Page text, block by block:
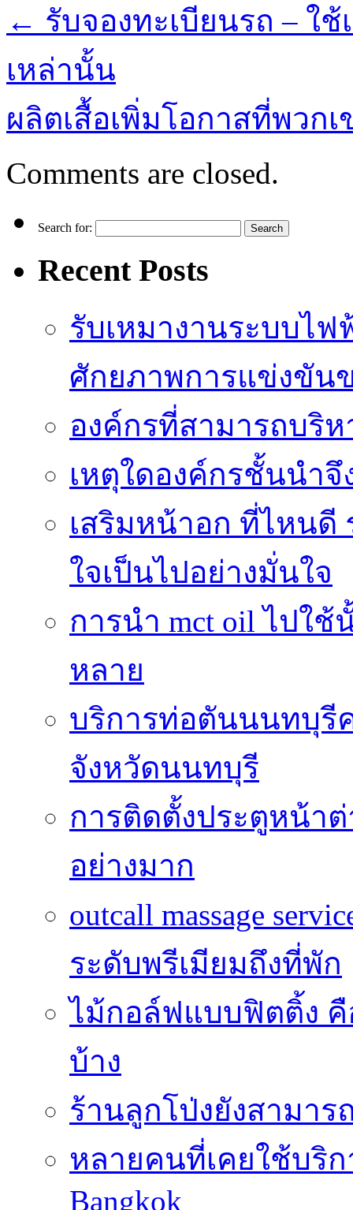
← รับจองทะเบียนรถ – ใ
เหล่านั้น
ผลิตเสื้อเพิ่มโอกาสที่พวก
Comments are closed.
Search for:
Recent Posts
รับเหมางานระบบไ
ศักยภาพการแข่งขัน
องค์กรที่สามารถบริ
เหตุใดองค์กรชั้นนำ
เสริมหน้าอก ที่ไหนดี
ใจเป็นไปอย่างมั่นใจ
การนำ mct oil ไปใ
หลาย
บริการท่อตันนนทบุรี
จังหวัดนนทบุรี
การติดตั้งประตูหน้า
อย่างมาก
outcall massage
ระดับพรีเมียมถึงที่พัก
ไม้กอล์ฟแบบฟิตติ้ง คื
บ้าง
ร้านลูกโป่งยังสามา
หลายคนที่เคยใช้บริกา
Bangkok